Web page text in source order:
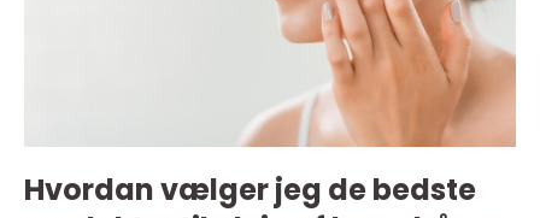
Hvordan vælger jeg de bedste